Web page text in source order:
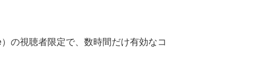
の視聴者限定で、数時間だけ有効なコ